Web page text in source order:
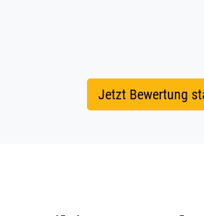
Jetzt Bewertung